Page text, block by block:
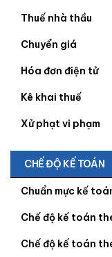
Thuế nhà thầu
Chuyển giá
Hóa đơn điện tử
Kê khai thuế
Xử phạt vi phạm
CHẾ ĐỘ KẾ TOÁN
Chuẩn mực kế
Chế độ kế toán
Chế độ kế toán